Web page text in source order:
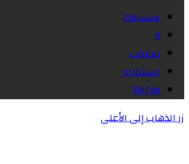
فيسبوك
X
يوتيوب
انستقرام
‫TikTok
زر الذهاب إلى الأعلى